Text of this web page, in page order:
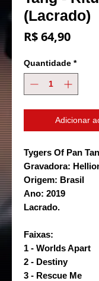
(Lacrado)
R$ 64,90Preço
Quantidade *
Adicionar
Tygers Of Pan
Gravadora:
Origem: Brasil
Ano: 2019
Lacrado.
Faixas:
1 - Worlds Apart
2 - Destiny
3 - Rescue Me